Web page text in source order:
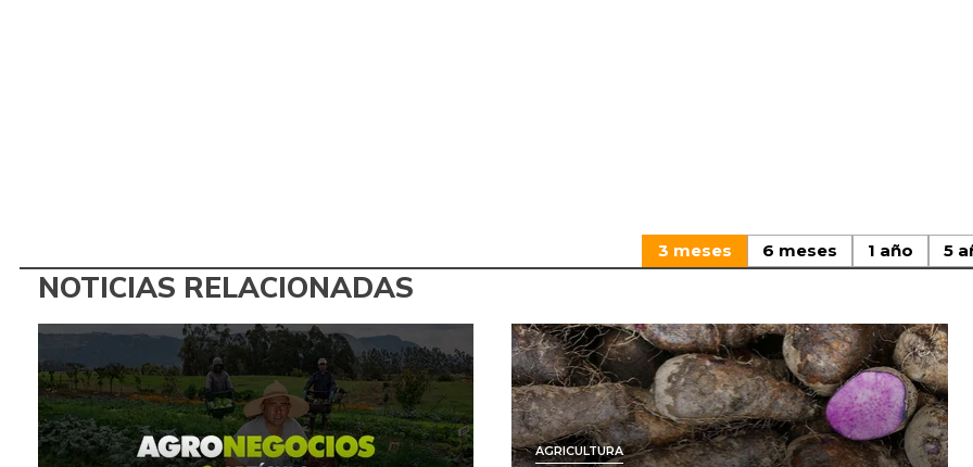
3 meses 6 meses 1 año 5
NOTICIAS RELACIONADAS
AGRICULTURA